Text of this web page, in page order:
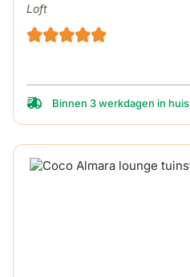
Loft
Binnen 3 werkdagen in huis